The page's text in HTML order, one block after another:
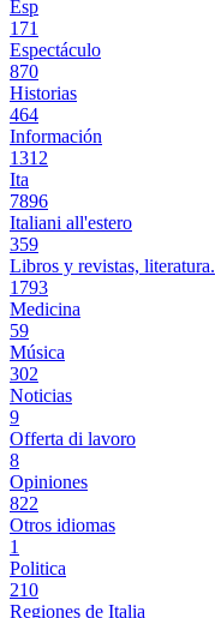
Esp
171
Espectáculo
870
Historias
464
Información
1312
Ita
7896
Italiani all'estero
359
Libros y revistas, literatura.
1793
Medicina
59
Música
302
Noticias
9
Offerta di lavoro
8
Opiniones
822
Otros idiomas
1
Politica
210
Regiones de Italia